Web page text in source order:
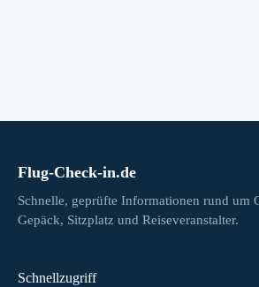
Flug-Check-in.de
Schnelle, geprüfte Informationen rund um
Gepäck, Sitzplatz und Reiseveranstalter.
Schnellzugriff